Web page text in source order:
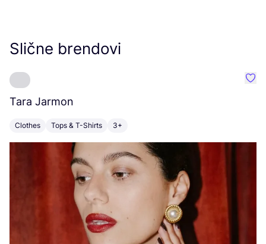
Slične brendovi
Tara Jarmon
Clothes Tops & T-Shirts 3+